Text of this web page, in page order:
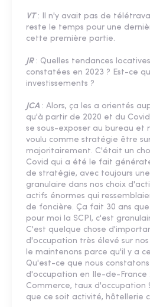
VT: Il n'y avait pas de
reste le temps pour une
cette première partie.
JR: Quelles tendances
constatées en 2023 ? Est-ce
investissements ?
JCA : Alors, ça les a orientés
qu'à partir de 2020 et du
se sous-exposer au bureau et
voulu comme stratégie être
majoritairement. C'était un
Covid qui a été le fait
de stratégie, avec toujours
granulaire dans nos choix
actifs énormes qui
de foncière. Ça fait 30 ans que
pour moi la SCPI, c'est
C'est quelque chose
d'occupation très élevé sur nos
le maintenons parce qu'il y a
Qu'est-ce que nous
d'occupation en Ile-de-France :
Commerce, taux d'occupation
que ce soit activité, hôtellerie